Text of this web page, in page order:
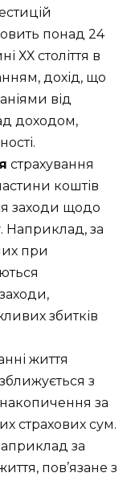
понад 24
ХХ століття в
дохід, що
від
доходом,
страхування
коштів
заходи щодо
Наприклад, за
при
збитків
життя
з
за
страхових сум.
за
пов’язане з